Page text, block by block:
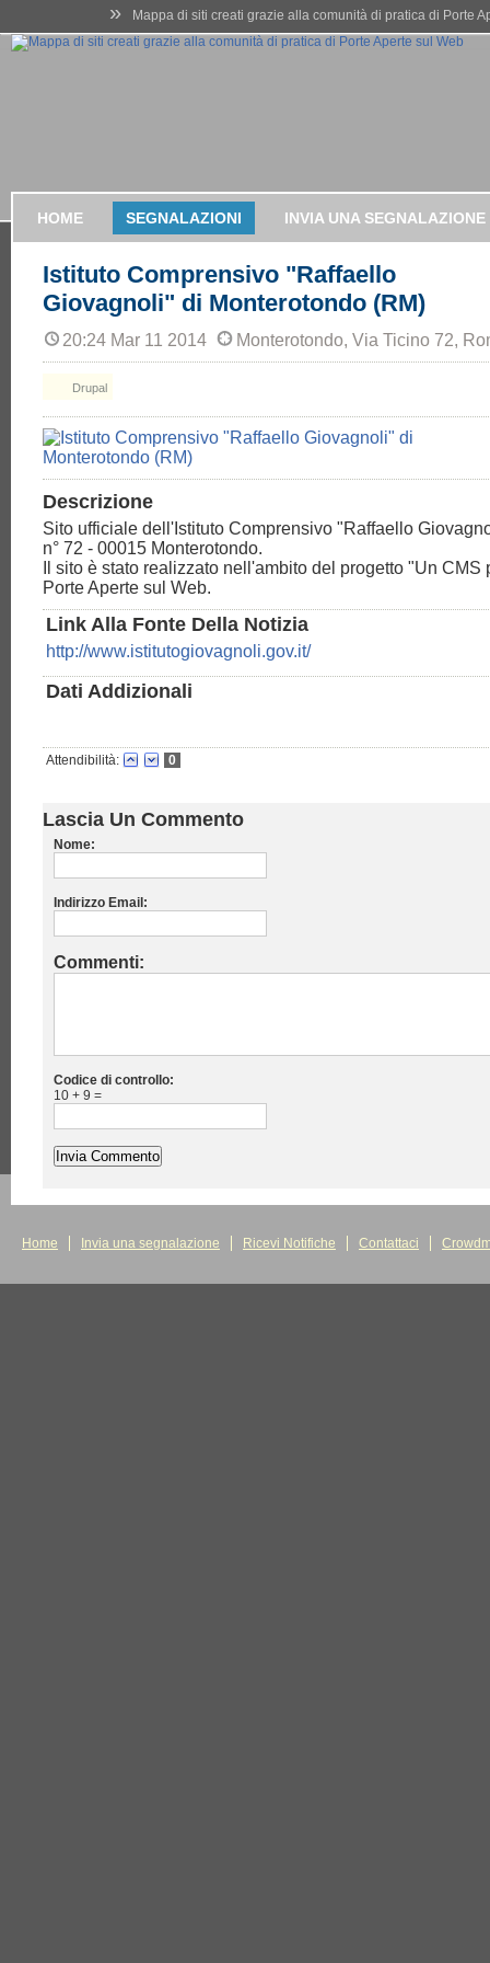
» Mappa di siti creati grazie alla comunità di pratica di Porte
HOME SEGNALAZIONI INVIA UNA SEGNALAZIONE
Istituto Comprensivo "Raffaello
Giovagnoli" di Monterotondo (RM)
20:24 Mar 11 2014 Monterotondo, Via Ticino 72,
Drupal
Descrizione
Sito ufficiale dell'Istituto Comprensivo "Raffaello
n° 72 - 00015 Monterotondo.
Il sito è stato realizzato nell'ambito del progetto "Un CMS
Porte Aperte sul Web.
Link Alla Fonte Della Notizia
http://www.istitutogiovagnoli.gov.it/
Dati Addizionali
Attendibilità: 0
Lascia Un Commento
Nome:
Indirizzo Email:
Commenti:
Codice di controllo:
10 + 9 =
Home Invia una segnalazione Ricevi Notifiche Contattaci